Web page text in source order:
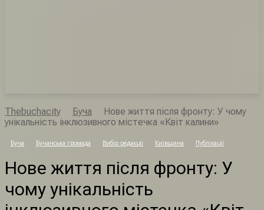
Thebuchacity Буча
Нове життя після фронту: У чому
унікальність інклюзивного містечка «Квіт калини»
Буча Бучанська громада Вибір редакції Київщина Публікації
Нове життя після фронту: У
чому унікальність